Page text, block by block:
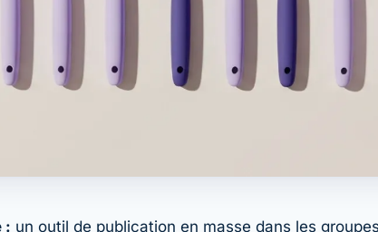
: un outil de publication en masse dans les